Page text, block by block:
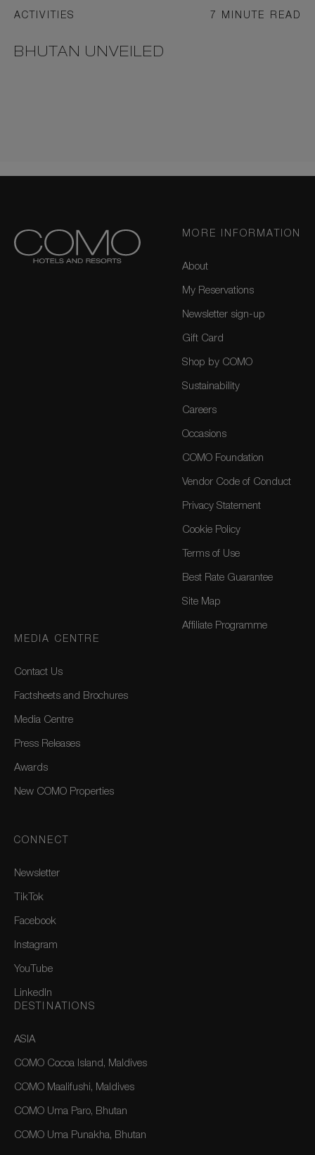
ACTIVITIES 7 MINUTE READ
BHUTAN UNVEILED
MORE INFORMATION
About
My Reservations
Newsletter sign-up
Gift Card
Shop by COMO
Sustainability
Careers
Occasions
COMO Foundation
Vendor Code of Conduct
Privacy Statement
Cookie Policy
Terms of Use
Best Rate Guarantee
Site Map
Affiliate Programme
MEDIA CENTRE
Contact Us
Factsheets and Brochures
Media Centre
Press Releases
Awards
New COMO Properties
CONNECT
Newsletter
TikTok
Facebook
Instagram
YouTube
LinkedIn
DESTINATIONS
ASIA
COMO Cocoa Island, Maldives
COMO Maalifushi, Maldives
COMO Uma Paro, Bhutan
COMO Uma Punakha, Bhutan